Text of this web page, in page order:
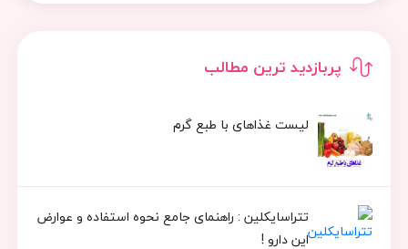
پربازدید ترین مطالب
لیست غذاهای با طبع گرم
تتراسایکلین : راهنمای جامع نحوه استفاده و عوارض
این دارو !